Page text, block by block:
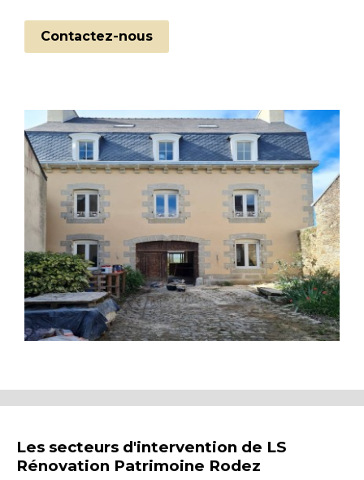
Contactez-nous
Les secteurs d'intervention de LS
Rénovation Patrimoine Rodez